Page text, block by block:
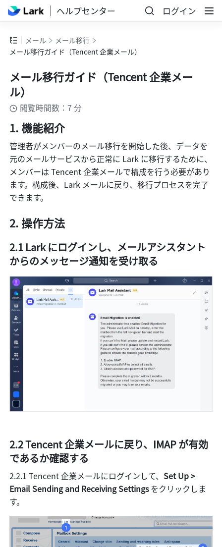
ヘルプセンター ログイン
メール
メール移行
メール移行ガイド（Tencent 企業メール）
メール移行ガイド（Tencent 企業メー
ル）
閲覧時間数：7 分
機能紹介
管理者がメンバーのメール移行を開始した後、データを
元のメールサービスから正常に Lark に移行するために、
メンバーは Tencent 企業メールで構成を行う必要があり
ます。構成後、Lark メールに戻り、移行プロセスを完了
できます。
操作方法
2.1 Lark にログインし、メールアシスタント
からのメッセージ通知を受け取る
2.2 Tencent 企業メールに戻り、IMAP が有効
であるか確認する
2.2.1 Tencent 企業メールにログインして、 Set Up >
Email Sending and Receiving Settings をクリックしま
す。